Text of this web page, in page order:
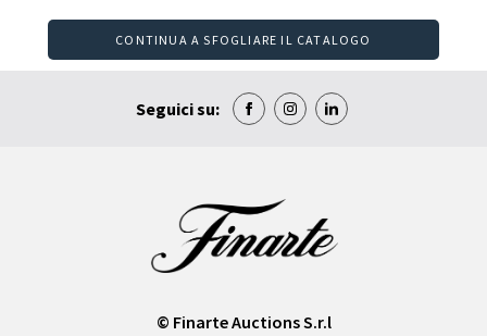
CONTINUA A SFOGLIARE IL CATALOGO
Seguici su:
© Finarte Auctions S.r.l